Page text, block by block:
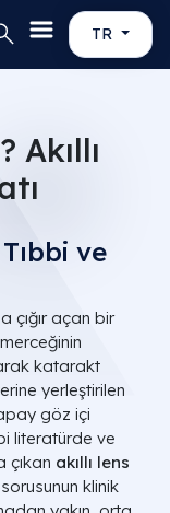
TR
Akıllı
ve
çığır açan bir
katarakt
yerleştirilen
göz içi
literatürde ve
çıkan akıllı lens
sorusunun klinik